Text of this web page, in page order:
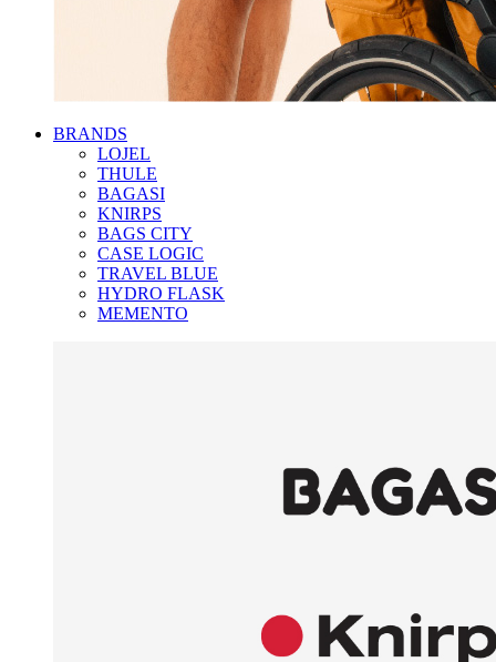
BRANDS
LOJEL
THULE
BAGASI
KNIRPS
BAGS CITY
CASE LOGIC
TRAVEL BLUE
HYDRO FLASK
MEMENTO